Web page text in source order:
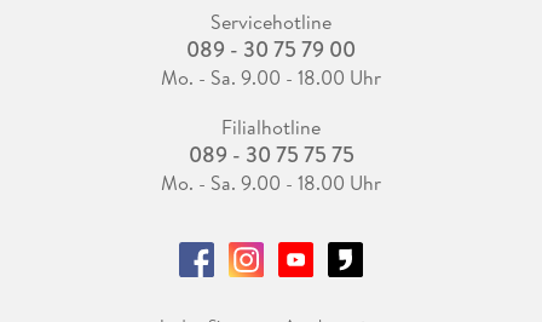
Servicehotline
089 - 30 75 79 00
Mo. - Sa. 9.00 - 18.00 Uhr
Filialhotline
089 - 30 75 75 75
Mo. - Sa. 9.00 - 18.00 Uhr